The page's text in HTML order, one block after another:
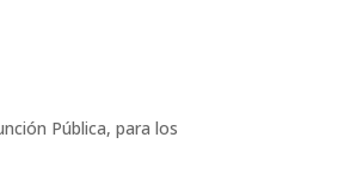
Pública, para los